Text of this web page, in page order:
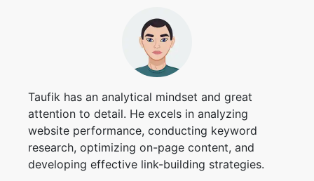
Copy Link
Taufik has an analytical mindset and great
attention to detail. He excels in analyzing
website performance, conducting keyword
research, optimizing on-page content, and
developing effective link-building strategies.